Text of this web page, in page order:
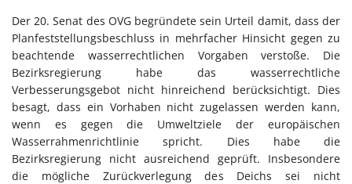
Der 20. Senat des OVG begründete sein Urteil damit, dass der
Planfeststellungsbeschluss in mehrfacher Hinsicht gegen zu
beachtende wasserrechtlichen Vorgaben verstoße. Die
Bezirksregierung habe das wasserrechtliche
Verbesserungsgebot nicht hinreichend berücksichtigt. Dies
besagt, dass ein Vorhaben nicht zugelassen werden kann,
wenn es gegen die Umweltziele der europäischen
Wasserrahmenrichtlinie spricht. Dies habe die
Bezirksregierung nicht ausreichend geprüft. Insbesondere
die mögliche Zurückverlegung des Deichs sei nicht